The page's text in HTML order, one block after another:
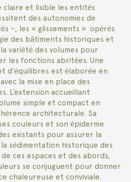
claire et lisible les entités
des autonomies de
–, les « glissements » opérés
des bâtiments historiques et
variété des volumes pour
les fonctions abritées. Une
d’équilibres est élaborée en
la mise en place des
L’extension accueillant
simple et compact en
architecturale. Sa
couleurs et son épiderme
existants pour assurer la
sédimentation historique des
ces espaces et des abords,
se conjuguent pour donner
chaleureuse et conviviale.